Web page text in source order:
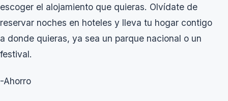
escoger el alojamiento que quieras. Olvídate de
reservar noches en hoteles y lleva tu hogar contigo
a donde quieras, ya sea un parque nacional o un
festival.
-Ahorro